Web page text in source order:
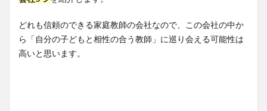
どれも信頼のできる家庭教師の会社なので、この会社の中か
ら「自分の子どもと相性の合う教師」に巡り会える可能性は
高いと思います。